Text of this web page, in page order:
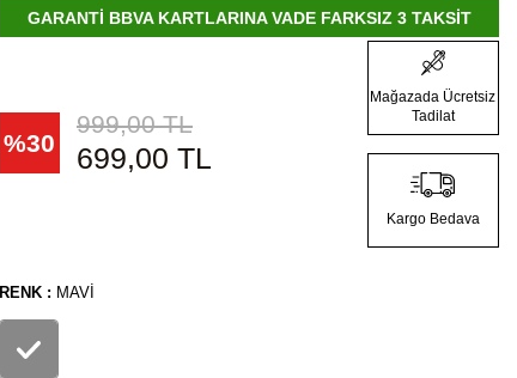
GARANTİ BBVA KARTLARINA VADE FARKSIZ 3 TAKSİT
%30
999,00TL
699,00 TL
Mağazada Ücretsiz
Tadilat
Kargo Bedava
RENK : MAVI